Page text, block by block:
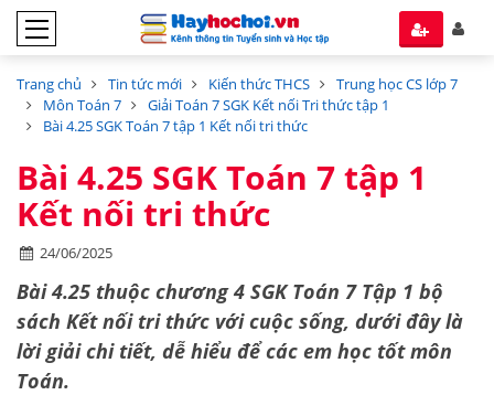
Trang chủ Tin tức mới Kiến thức THCS
Trung học CS lớp 7
Môn Toán 7
Giải Toán 7 SGK Kết nối Tri thức tập 1
Bài 4.25 SGK Toán 7 tập 1 Kết nối tri thức
Bài 4.25 SGK Toán 7 tập 1
Kết nối tri thức
24/06/2025
Bài 4.25 thuộc chương 4 SGK Toán 7 Tập 1 bộ
sách Kết nối tri thức với cuộc sống, dưới đây là
lời giải chi tiết, dễ hiểu để các em học tốt môn
Toán.